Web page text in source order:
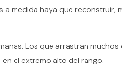
medida haya que reconstruir,
Los que arrastran muchos
el extremo alto del rango.